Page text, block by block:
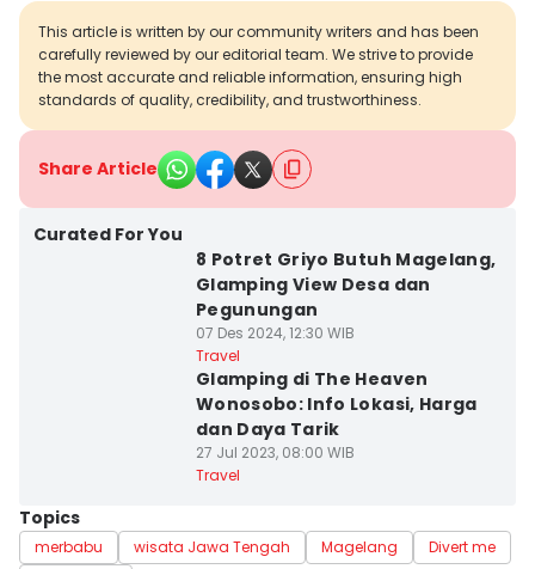
This article is written by our community writers and has been
carefully reviewed by our editorial team. We strive to provide
the most accurate and reliable information, ensuring high
standards of quality, credibility, and trustworthiness.
Share Article
Curated For You
8 Potret Griyo Butuh Magelang,
Glamping View Desa dan
Pegunungan
07 Des 2024, 12:30 WIB
Travel
Glamping di The Heaven
Wonosobo: Info Lokasi, Harga
dan Daya Tarik
27 Jul 2023, 08:00 WIB
Travel
Topics
merbabu wisata Jawa Tengah Magelang
Divert me